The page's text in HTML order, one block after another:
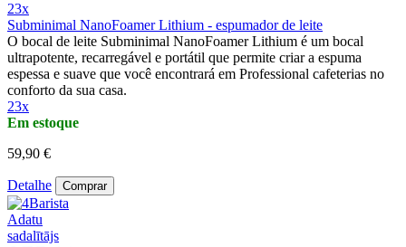
23x
Subminimal NanoFoamer Lithium - espumador de leite
O bocal de leite Subminimal NanoFoamer Lithium é um bocal
ultrapotente, recarregável e portátil que permite criar a espuma
espessa e suave que você encontrará em Professional cafeterias no
conforto da sua casa.
23x
Em estoque
59,90 €
Detalhe Comprar